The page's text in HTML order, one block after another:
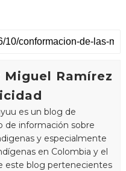
Ramírez
es un blog de
de información sobre
y especialmente
en Colombia y el
este blog pertenecientes